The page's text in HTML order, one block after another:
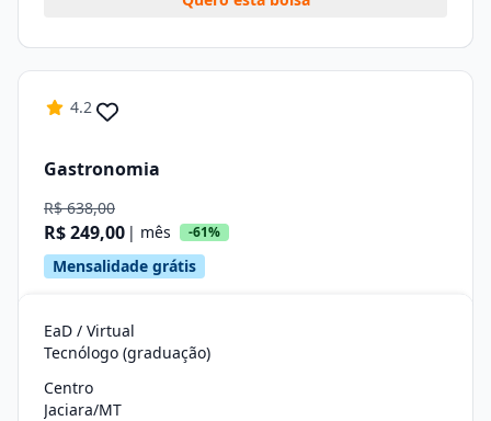
4.2
Gastronomia
R$ 638,00
R$ 249,00 | mês -61%
Mensalidade grátis
EaD / Virtual
Tecnólogo (graduação)
Centro
Jaciara/MT